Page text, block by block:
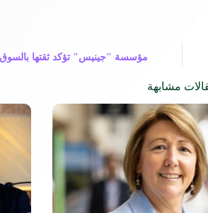
مؤسسة "جینیس" تؤكد ثقتها بالسوق
مشابهة